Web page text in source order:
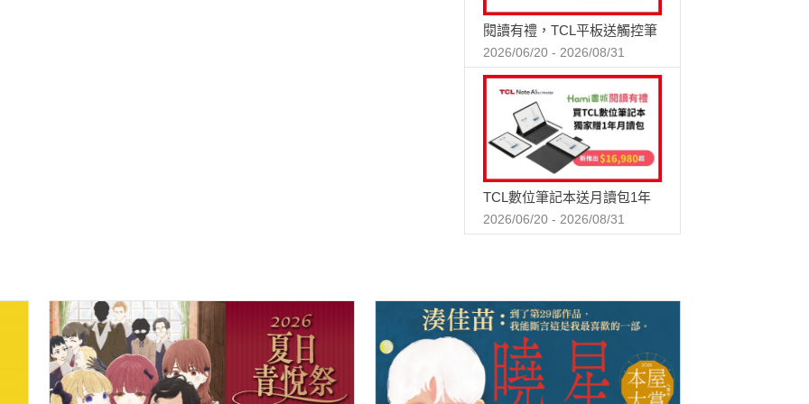
閱讀有禮，TCL平板送觸控筆
2026/06/20 - 2026/08/31
TCL數位筆記本送月讀包1年
2026/06/20 - 2026/08/31